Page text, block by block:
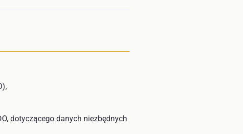
dotyczącego danych niezbędnych